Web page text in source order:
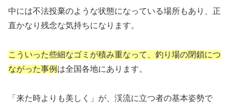
中には不法投棄のような状態になっている場所もあり、正
直かなり残念な気持ちになります。
こういった些細なゴミが積み重なって、釣り場の閉鎖につ
ながった事例 は全国各地にあります。
「来た時よりも美しく」が、渓流に立つ者の基本姿勢で